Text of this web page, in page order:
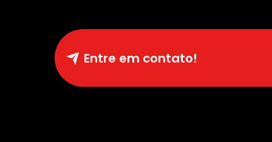
Entre em contato!